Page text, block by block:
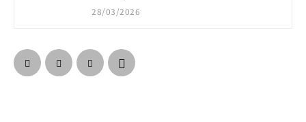
28/03/2026